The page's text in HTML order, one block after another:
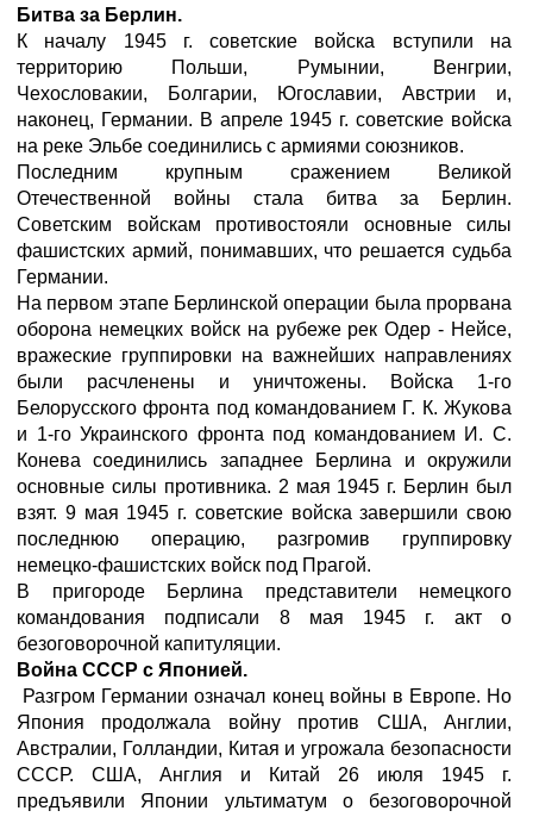
Битва за Берлин.
К началу 1945 г. советские войска вступили на
территорию Польши, Румынии, Венгрии,
Чехословакии, Болгарии, Югославии, Австрии и,
наконец, Германии. В апреле 1945 г. советские войска
на реке Эльбе соединились с армиями союзников.
Последним крупным сражением Великой
Отечественной войны стала битва за Берлин.
Советским войскам противостояли основные силы
фашистских армий, понимавших, что решается судьба
Германии.
На первом этапе Берлинской операции была прорвана
оборона немецких войск на рубеже рек Одер - Нейсе,
вражеские группировки на важнейших направлениях
были расчленены и уничтожены. Войска 1-го
Белорусского фронта под командованием Г. К. Жукова
и 1-го Украинского фронта под командованием И. С.
Конева соединились западнее Берлина и окружили
основные силы противника. 2 мая 1945 г. Берлин был
взят. 9 мая 1945 г. советские войска завершили свою
последнюю операцию, разгромив группировку
немецко-фашистских войск под Прагой.
В пригороде Берлина представители немецкого
командования подписали 8 мая 1945 г. акт о
безоговорочной капитуляции.
Война СССР с Японией.
Разгром Германии означал конец войны в Европе. Но
Япония продолжала войну против США, Англии,
Австралии, Голландии, Китая и угрожала безопасности
СССР. США, Англия и Китай 26 июля 1945 г.
предъявили Японии ультиматум о безоговорочной